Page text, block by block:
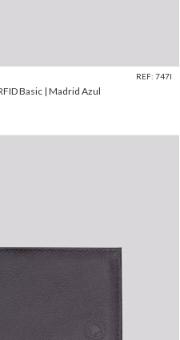
REF: 747I
Basic | Madrid Azul